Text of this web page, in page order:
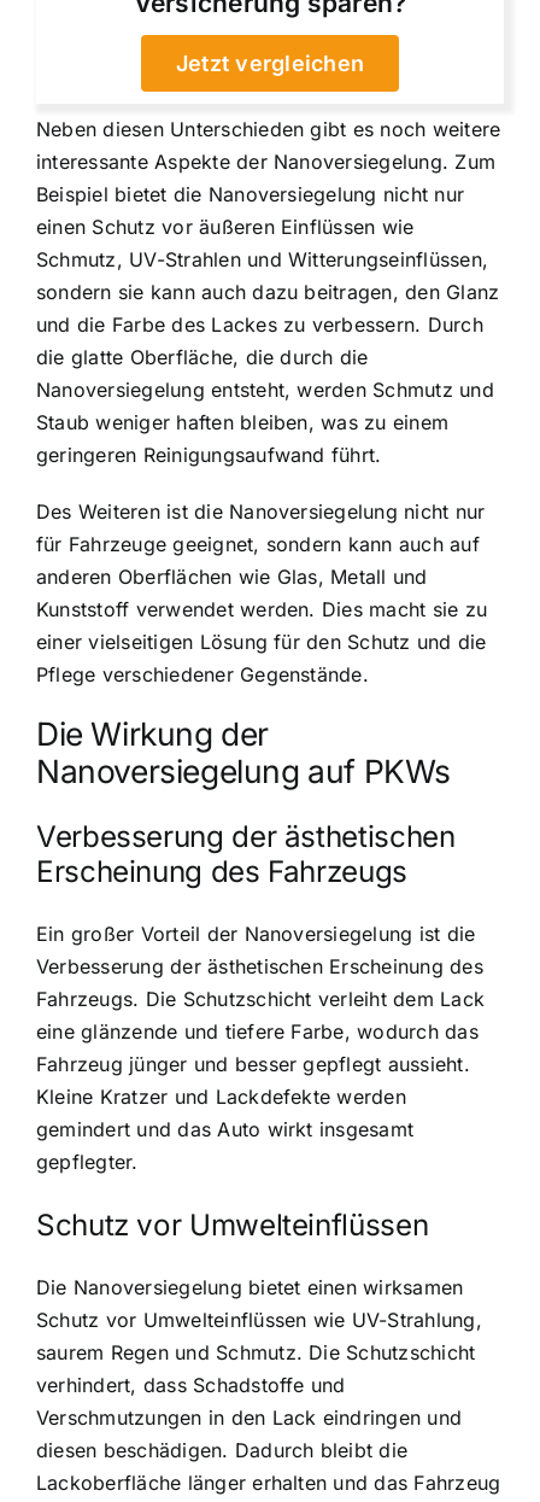
Jetzt vergleichen
Neben diesen Unterschieden gibt es noch weitere
interessante Aspekte der Nanoversiegelung. Zum
Beispiel bietet die Nanoversiegelung nicht nur
einen Schutz vor äußeren Einflüssen wie
Schmutz, UV-Strahlen und Witterungseinflüssen,
sondern sie kann auch dazu beitragen, den Glanz
und die Farbe des Lackes zu verbessern. Durch
die glatte Oberfläche, die durch die
Nanoversiegelung entsteht, werden Schmutz und
Staub weniger haften bleiben, was zu einem
geringeren Reinigungsaufwand führt.
Des Weiteren ist die Nanoversiegelung nicht nur
für Fahrzeuge geeignet, sondern kann auch auf
anderen Oberflächen wie Glas, Metall und
Kunststoff verwendet werden. Dies macht sie zu
einer vielseitigen Lösung für den Schutz und die
Pflege verschiedener Gegenstände.
Die Wirkung der
Nanoversiegelung auf PKWs
Verbesserung der ästhetischen
Erscheinung des Fahrzeugs
Ein großer Vorteil der Nanoversiegelung ist die
Verbesserung der ästhetischen Erscheinung des
Fahrzeugs. Die Schutzschicht verleiht dem Lack
eine glänzende und tiefere Farbe, wodurch das
Fahrzeug jünger und besser gepflegt aussieht.
Kleine Kratzer und Lackdefekte werden
gemindert und das Auto wirkt insgesamt
gepflegter.
Schutz vor Umwelteinflüssen
Die Nanoversiegelung bietet einen wirksamen
Schutz vor Umwelteinflüssen wie UV-Strahlung,
saurem Regen und Schmutz. Die Schutzschicht
verhindert, dass Schadstoffe und
Verschmutzungen in den Lack eindringen und
diesen beschädigen. Dadurch bleibt die
Lackoberfläche länger erhalten und das Fahrzeug